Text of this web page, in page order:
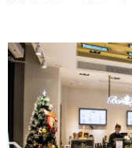
我要裝潢
裝潢計算機
裝潢進階計算機
類型
居家
商業空間
面積
小坪數
風格
人氣推薦
設計好手
台北市
360環景體驗
設計專欄
系統櫃
全站搜尋